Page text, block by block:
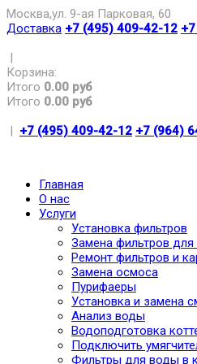
Москва,ул. 9-ая Парковая, 60
Доставка +7 (495) 409-42-12
|
Корзина:
Итого 0.00 руб
Итого 0.00 руб
| +7 (495) 409-42-12 +7 (964)
Главная
О нас
Услуги
Установка фильтров
Замена фильтров
Ремонт фильтров и
Замена осмоса
Пурифаеры
Установка и замена
Анализ воды
Водоподготовка
Подключить
Фильтры для воды в